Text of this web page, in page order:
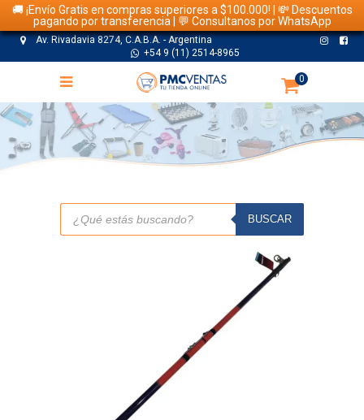
🚚 ¡Envío Gratis en compras superiores a $100.000! | 💸 Descuentos
pagando por transferencia | 💬 Consultanos por WhatsApp
Av. Rivadavia 8274, C.A.B.A. - Argentina
+54 9 (11) 2514-8965
0
TIENDA
Búsqueda
productos
BUSCAR